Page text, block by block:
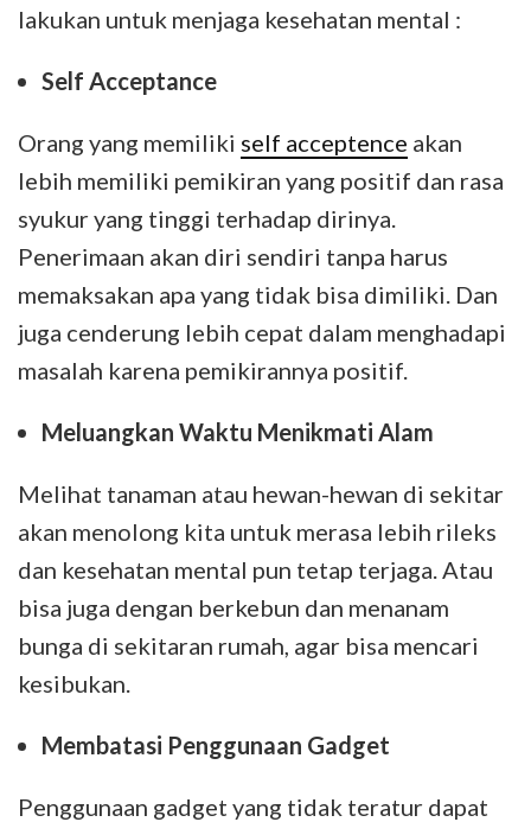
lakukan untuk menjaga kesehatan mental :
Self Acceptance
Orang yang memiliki self acceptence akan
lebih memiliki pemikiran yang positif dan rasa
syukur yang tinggi terhadap dirinya.
Penerimaan akan diri sendiri tanpa harus
memaksakan apa yang tidak bisa dimiliki. Dan
juga cenderung lebih cepat dalam menghadapi
masalah karena pemikirannya positif.
Meluangkan Waktu Menikmati Alam
Melihat tanaman atau hewan-hewan di sekitar
akan menolong kita untuk merasa lebih rileks
dan kesehatan mental pun tetap terjaga. Atau
bisa juga dengan berkebun dan menanam
bunga di sekitaran rumah, agar bisa mencari
kesibukan.
Membatasi Penggunaan Gadget
Penggunaan gadget yang tidak teratur dapat